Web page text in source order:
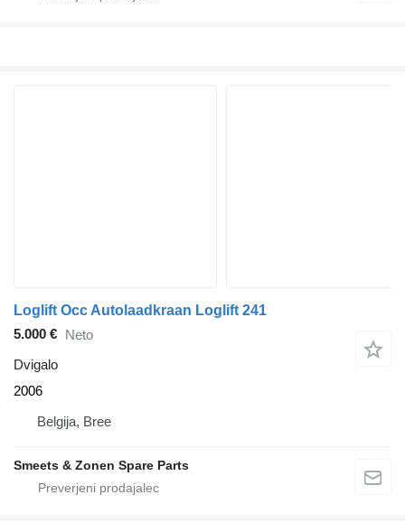
Loglift Occ Autolaadkraan Loglift 241
5.000 € Neto
Dvigalo
2006
Belgija, Bree
Smeets & Zonen Spare Parts